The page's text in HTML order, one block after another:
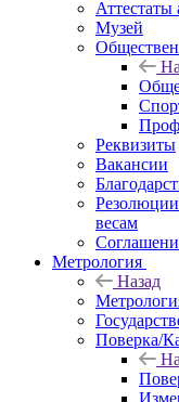
Музей
Реквизиты
Вакансии
весам
Метрология
Назад
Поверка/